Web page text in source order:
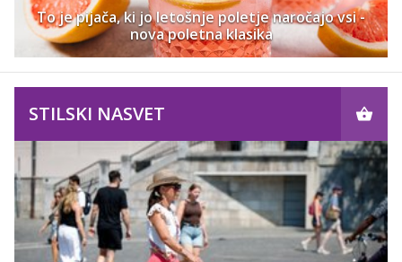
To je pijača, ki jo letošnje poletje naročajo vsi -
nova poletna klasika
STILSKI NASVET